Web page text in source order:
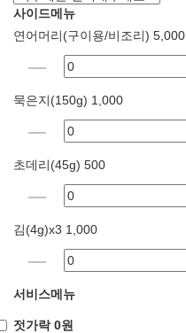
사이드메뉴
연어머리(구이용/비조리) 5,000
묵은지(150g) 1,000
초데리(45g) 500
김(4g)x3 1,000
서비스메뉴
젓가락 0원